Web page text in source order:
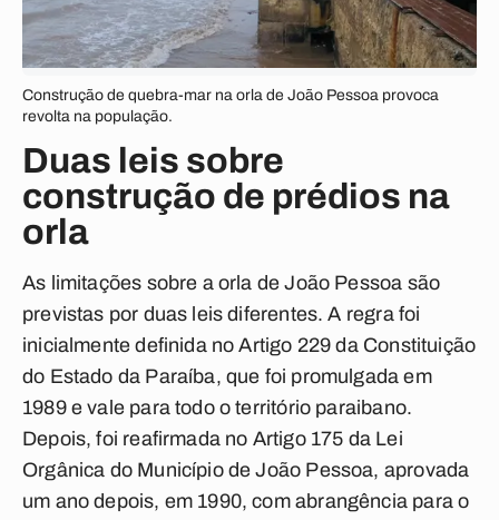
Construção de quebra-mar na orla de João Pessoa provoca
revolta na população.
Duas leis sobre
construção de prédios na
orla
As limitações sobre a orla de João Pessoa são
previstas por duas leis diferentes. A regra foi
inicialmente definida no Artigo 229 da Constituição
do Estado da Paraíba, que foi promulgada em
1989 e vale para todo o território paraibano.
Depois, foi reafirmada no Artigo 175 da Lei
Orgânica do Município de João Pessoa, aprovada
um ano depois, em 1990, com abrangência para o